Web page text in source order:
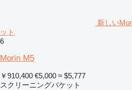
新しい
ット
6
Morin M5
￥910,400 €5,000 ≈ $5,777
スクリーニングバケット